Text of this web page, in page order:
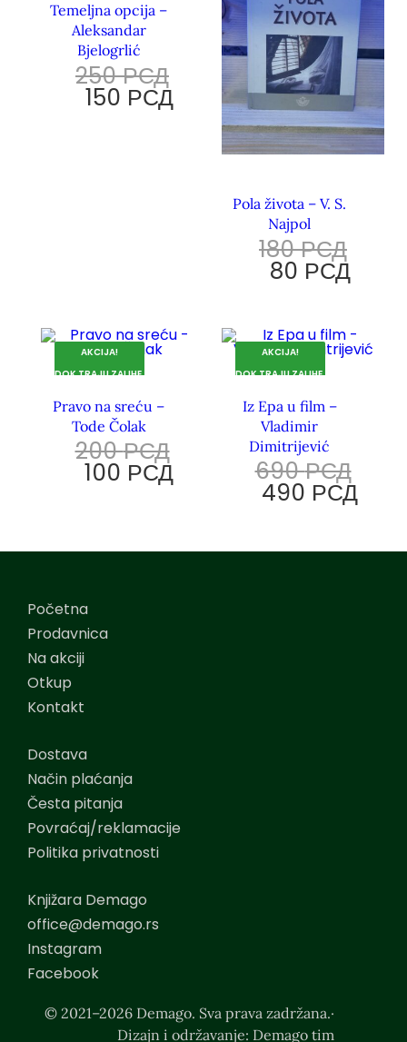
Temeljna opcija –
Aleksandar
Bjelogrlić
250РСД
150 РСД
Pola života – V. S.
Najpol
180РСД
80 РСД
AKCIJA!
DOK TRAJU ZALIHE.
Pravo na sreću –
Tode Čolak
200РСД
100 РСД
AKCIJA!
DOK TRAJU ZALIHE.
Iz Epa u film –
Vladimir
Dimitrijević
690РСД
490 РСД
Početna
Prodavnica
Na akciji
Otkup
Kontakt
Dostava
Način plaćanja
Česta pitanja
Povraćaj/reklamacije
Politika privatnosti
Knjižara Demago
office@demago.rs
Instagram
Facebook
© 2021–2026 Demago. Sva prava zadržana.·
Dizajn i održavanje: Demago tim